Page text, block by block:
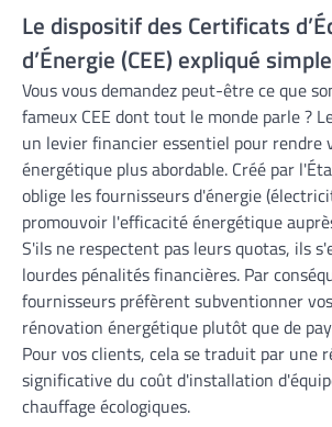
Le dispositif des Certificats
d’Énergie (CEE) expliqué
Vous vous demandez peut-être ce que
fameux CEE dont tout le monde parle ?
un levier financier essentiel pour
énergétique plus abordable. Créé par
oblige les fournisseurs d'énergie
promouvoir l'efficacité énergétique
S'ils ne respectent pas leurs quotas, ils
lourdes pénalités financières. Par
fournisseurs préfèrent subventionner
rénovation énergétique plutôt que de
Pour vos clients, cela se traduit par une
significative du coût d'installation
chauffage écologiques.